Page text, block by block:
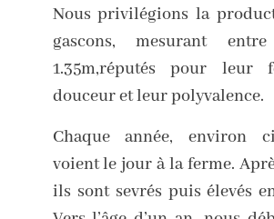
Nous privilégions la
gascons, mesurant
1.35m,réputés pour leur
douceur et leur polyvalence.
Chaque année, environ
voient le jour à la ferme.
ils sont sevrés puis élevés